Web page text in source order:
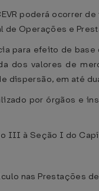
poderá ocorrer
de Operações e
para efeito de
dos valores de
dispersão, em até
por órgãos e
III à Seção I do
nas Prestações